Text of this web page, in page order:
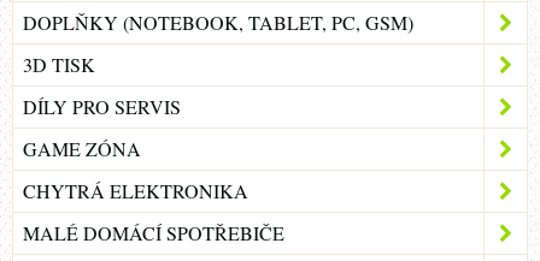
DOPLŇKY (NOTEBOOK, TABLET, PC, GSM)
3D TISK
DÍLY PRO SERVIS
GAME ZÓNA
CHYTRÁ ELEKTRONIKA
MALÉ DOMÁCÍ SPOTŘEBIČE